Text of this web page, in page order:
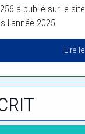
a publié sur le
l'année 2025.
Lire